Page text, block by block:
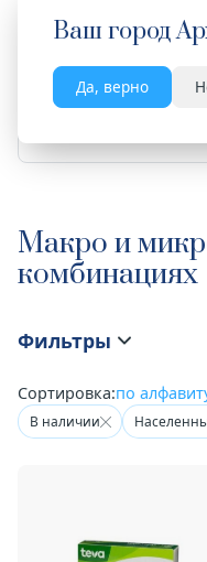
Ваш город
Да, верно
Весь сайт
Макро и
комбинациях
Фильтры
Сортировка:по
В наличии